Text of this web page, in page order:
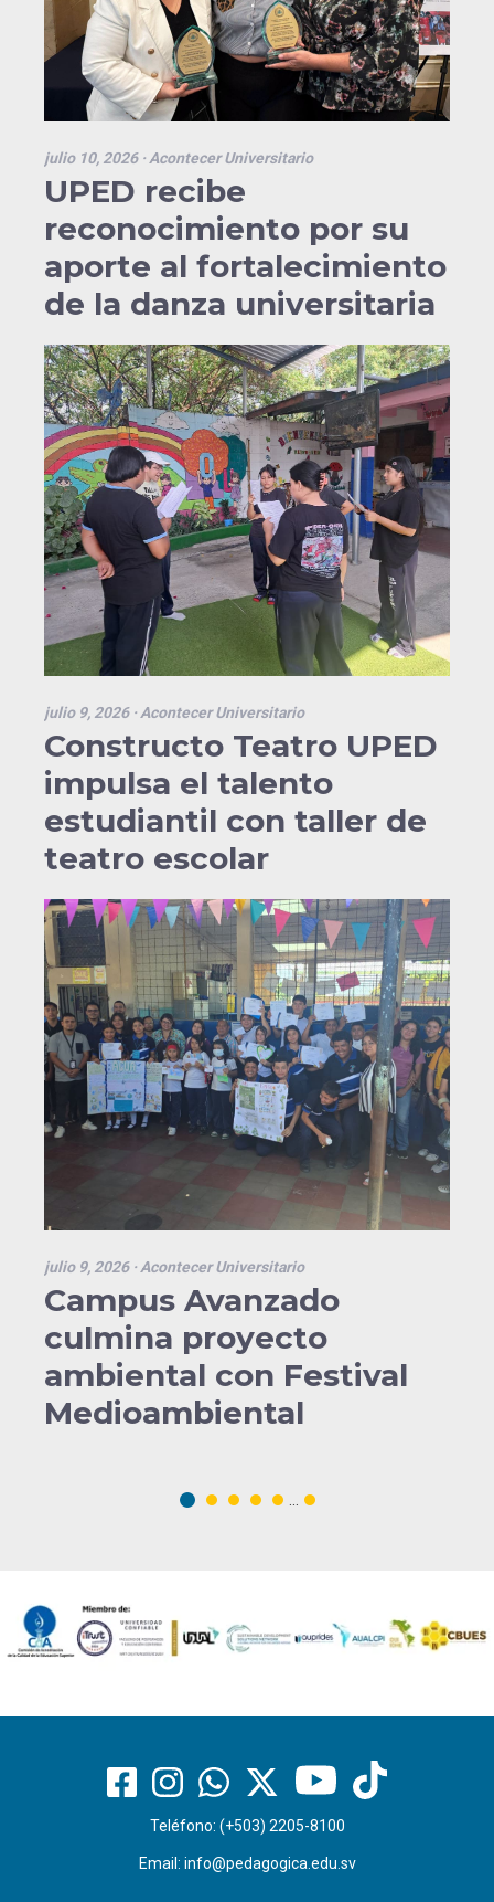
julio 10, 2026· Acontecer Universitario
UPED recibe
reconocimiento por su
aporte al fortalecimiento
de la danza universitaria
julio 9, 2026· Acontecer Universitario
Constructo Teatro UPED
impulsa el talento
estudiantil con taller de
teatro escolar
julio 9, 2026· Acontecer Universitario
Campus Avanzado
culmina proyecto
ambiental con Festival
Medioambiental
...
Teléfono: (+503) 2205-8100
Email: info@pedagogica.edu.sv